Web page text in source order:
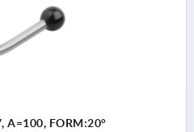
A=100, FORM:20°